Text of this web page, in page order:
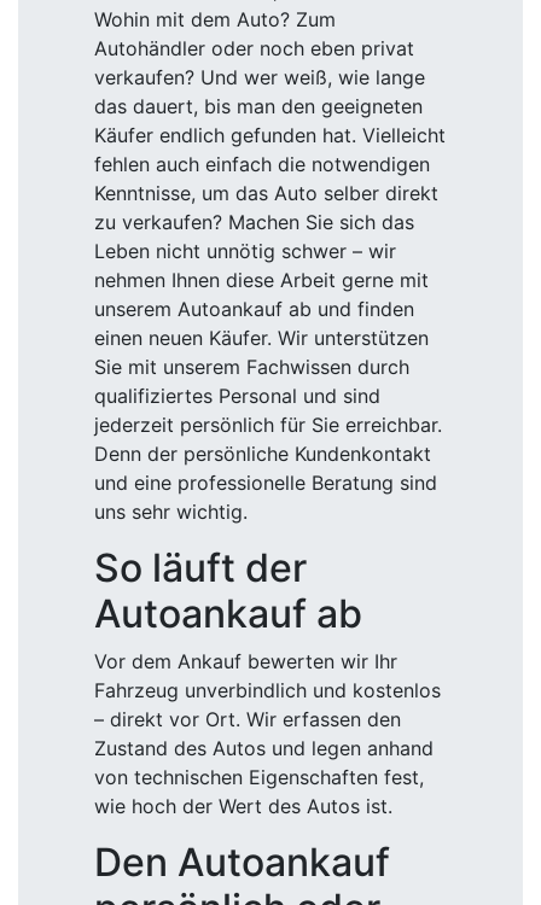
Wohin mit dem Auto? Zum
Autohändler oder noch eben privat
verkaufen? Und wer weiß, wie lange
das dauert, bis man den geeigneten
Käufer endlich gefunden hat. Vielleicht
fehlen auch einfach die notwendigen
Kenntnisse, um das Auto selber direkt
zu verkaufen? Machen Sie sich das
Leben nicht unnötig schwer – wir
nehmen Ihnen diese Arbeit gerne mit
unserem Autoankauf ab und finden
einen neuen Käufer. Wir unterstützen
Sie mit unserem Fachwissen durch
qualifiziertes Personal und sind
jederzeit persönlich für Sie erreichbar.
Denn der persönliche Kundenkontakt
und eine professionelle Beratung sind
uns sehr wichtig.
So läuft der
Autoankauf ab
Vor dem Ankauf bewerten wir Ihr
Fahrzeug unverbindlich und kostenlos
– direkt vor Ort. Wir erfassen den
Zustand des Autos und legen anhand
von technischen Eigenschaften fest,
wie hoch der Wert des Autos ist.
Den Autoankauf